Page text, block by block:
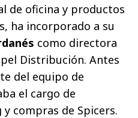
de oficina y productos
ha incorporado a su
como directora
Distribución. Antes
del equipo de
el cargo de
compras de Spicers.